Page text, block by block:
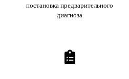
постановка предварительного
диагноза